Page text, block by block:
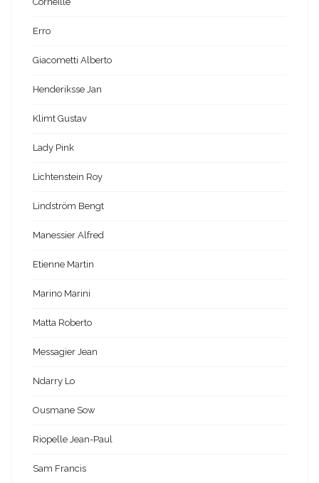
Erro
Giacometti Alberto
Henderiksse Jan
Klimt Gustav
Lady Pink
Lichtenstein Roy
Lindström Bengt
Manessier Alfred
Etienne Martin
Marino Marini
Matta Roberto
Messagier Jean
Ndarry Lo
Ousmane Sow
Riopelle Jean-Paul
Sam Francis